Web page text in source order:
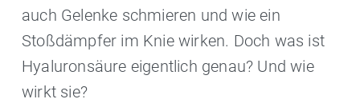
auch Gelenke schmieren und wie ein
Stoßdämpfer im Knie wirken. Doch was ist
Hyaluronsäure eigentlich genau? Und wie
wirkt sie?